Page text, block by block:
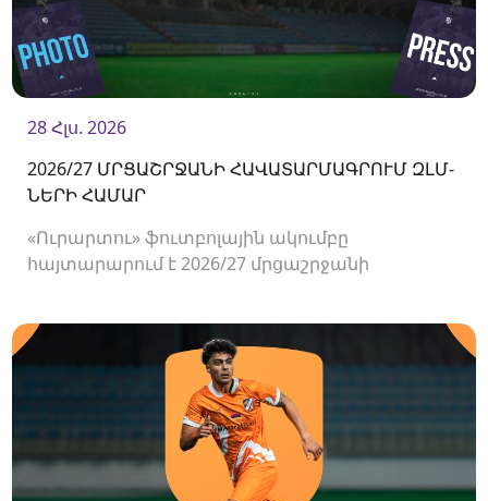
28 Հլս. 2026
2026/27 ՄՐՑԱՇՐՋԱՆԻ ՀԱՎԱՏԱՐՄԱԳՐՈՒՄ ԶԼՄ-
ՆԵՐԻ ՀԱՄԱՐ
«Ուրարտու» ֆուտբոլային ակումբը
հայտարարում է 2026/27 մրցաշրջանի
մեկնարկի մասին։